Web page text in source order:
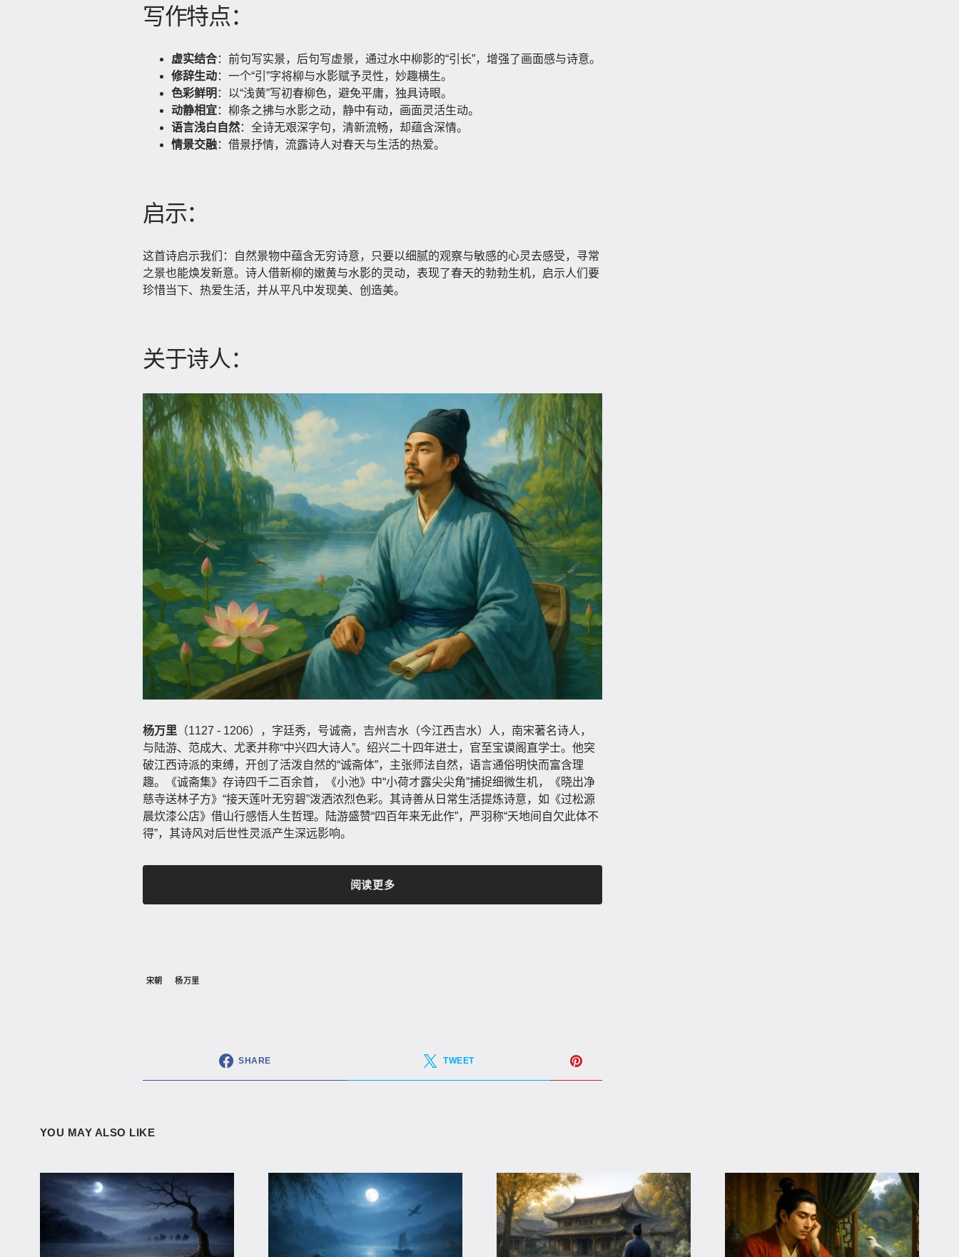
写作特点：
虚实结合：前句写实景，后句写虚景，通过水中柳影的“引长”，增强了画面感与诗意。
修辞生动：一个“引”字将柳与水影赋予灵性，妙趣横生。
色彩鲜明 ：以“浅黄”写初春柳色，避免平庸，独具诗眼。
动静相宜：柳条之拂与水影之动，静中有动，画面灵活生动。
语言浅白自然：全诗无艰深字句，清新流畅，却蕴含深情。
情景交融：借景抒情，流露诗人对春天与生活的热爱。
启示：
这首诗启示我们：自然景物中蕴含无穷诗意，只要以细腻的观察与敏感的心灵去感受，寻常
之景也能焕发新意。诗人借新柳的嫩黄与水影的灵动，表现了春天的勃勃生机，启示人们要
珍惜当下、热爱生活，并从平凡中发现美、创造美。
关于诗人：
杨万里 （1127 - 1206），字廷秀，号诚斋，吉州吉水（今江西吉水）人，南宋著名诗人，
与陆游、范成大、尤袤并称“中兴四大诗人”。绍兴二十四年进士，官至宝谟阁直学士。他突
破江西诗派的束缚，开创了活泼自然的“诚斋体”，主张师法自然，语言通俗明快而富含理
趣。《诚斋集》存诗四千二百余首，《小池》中“小荷才露尖尖角”捕捉细微生机，《晓出净
慈寺送林子方》“接天莲叶无穷碧”泼洒浓烈色彩。其诗善从日常生活提炼诗意，如《过松源
晨炊漆公店》借山行感悟人生哲理。陆游盛赞“四百年来无此作”，严羽称“天地间自欠此体不
得”，其诗风对后世性灵派产生深远影响。
阅读更多
宋朝 杨万里
SHARE TWEET
YOU MAY ALSO LIKE